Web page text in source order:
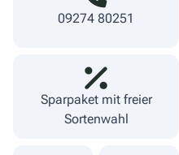
09274 80251
Sparpaket mit freier
Sortenwahl